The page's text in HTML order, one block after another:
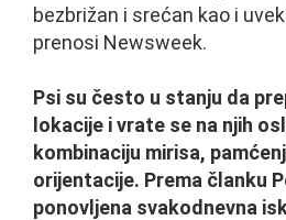
bezbrižan i srećan kao i
prenosi Newsweek.
Psi su često u stanju da
lokacije i vrate se na njih
kombinaciju mirisa,
orijentacije. Prema članku
ponovljena svakodnevna